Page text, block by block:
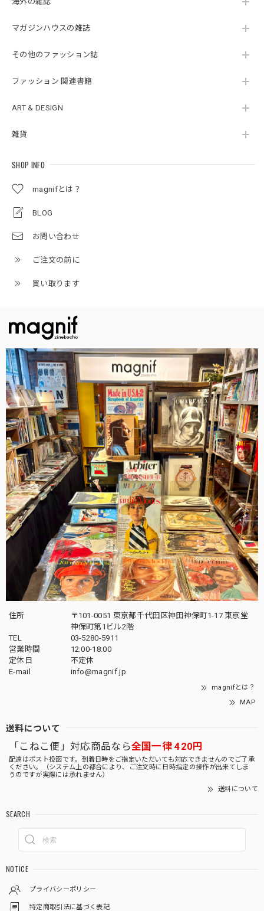
マガジンハウスの雑誌
その他のファッション誌
ファッション 関連書籍
ART & DESIGN
雑貨
SHOP INFO
magnifとは？
BLOG
お問い合わせ
ご注文の前に
買い取ります
住所
〒101-0051 東京都千代田区神田神保町1-17 東京堂
神保町第1ビル2階
TEL
03-5280-5911
営業時間
12:00-18:00
定休日
不定休
E-mail
info@magnif.jp
magnifとは？
MAP
送料について
「こねこ便」対応商品なら全国一律 420円
配達はポスト投函です。到着日時をご指定いただいても対応できませんのでご了承
ください。（システム上の都合により、ご注文時に日時指定の操作が出来てしま
うのですが実際には承れません）
送料について
SEARCH
NOTICE
プライバシーポリシー
特定商取引法に基づく表記